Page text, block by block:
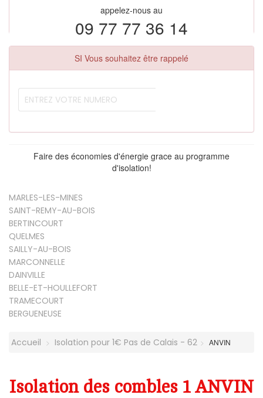
appelez-nous au
09 77 77 36 14
SI Vous souhaitez être rappelé
Faire des économies d'énergie grace au programme
d'isolation!
MARLES-LES-MINES
SAINT-REMY-AU-BOIS
BERTINCOURT
QUELMES
SAILLY-AU-BOIS
MARCONNELLE
DAINVILLE
BELLE-ET-HOULLEFORT
TRAMECOURT
BERGUENEUSE
Accueil Isolation pour 1€ Pas de Calais - 62 ANVIN
Isolation des combles 1 ANVIN